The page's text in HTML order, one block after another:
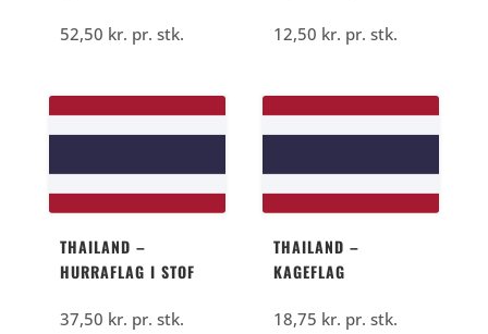
52,50 kr. pr. stk. 12,50 kr. pr. stk.
THAILAND –
HURRAFLAG I STOF
37,50 kr. pr. stk.
THAILAND –
KAGEFLAG
18,75 kr. pr. stk.